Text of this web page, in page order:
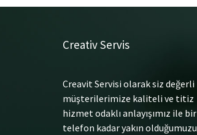
Creativ Servis
Creavit Servisi olarak siz değerli
müşterilerimize kaliteli ve titiz
hizmet odaklı anlayışımız ile bir
telefon kadar yakın olduğumuzu